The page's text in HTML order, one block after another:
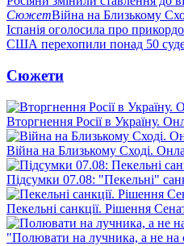
СюжетВійна на Близькому
Іспанія оголосила про
США перехопили понад 50
Сюжети
Вторгнення Росії в Україну.
Війна на Близькому Сході.
Підсумки 07.08: "Пекельні"
Пекельні санкції. Рішення
"Полювати на лучника, а не на